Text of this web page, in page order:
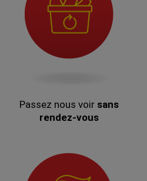
Passez nous voirsans
rendez-vous